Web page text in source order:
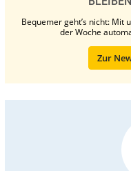
Bequemer geht’s nicht: Mit
der Woche
Zur